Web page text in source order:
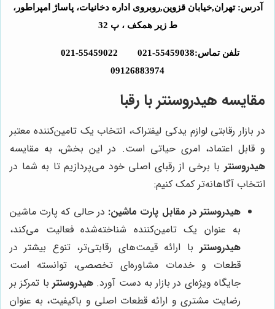
آدرس: تهران,خیابان قزوین,روبروی اداره دخانیات، پاساژ امپراطور،
ط زیر همکف ، پ 32
09126883974
مقایسه هیدروسنتربا رقبا
در بازار رقابتی لوازم یدکی لیفتراک، انتخاب یک تامین‌کننده معتبر
و قابل اعتماد، امری حیاتی است. در این بخش، به مقایسه
هیدروسنتر با برخی از رقبای اصلی خود می‌پردازیم تا به شما در
انتخاب آگاهانه‌تر کمک کنیم:
هیدروسنتر در مقابل پارت ماشین: در حالی که پارت ماشین
به عنوان یک تامین‌کننده شناخته‌شده فعالیت می‌کند،
هیدروسنتر با ارائه قیمت‌های رقابتی‌تر، تنوع بیشتر در
قطعات و خدمات مشاوره‌ای تخصصی، توانسته است
جایگاه ویژه‌ای در بازار به دست آورد.هیدروسنتر با تمرکز بر
رضایت مشتری و ارائه قطعات اصلی و باکیفیت، به عنوان